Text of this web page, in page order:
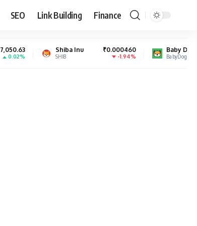
SEO Link Building Finance
Shiba Inu ₹0.000460
SHIB
Baby Doge Coin
BabyDoge